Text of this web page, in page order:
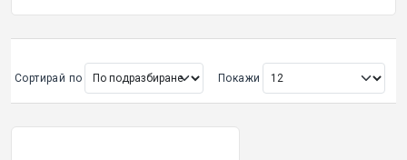
ЗАГОТОВКИ ДРУГИ
ОРИГИНАЛНИ АВТОКЛЮЧОВЕ
Сортирай по Покажи